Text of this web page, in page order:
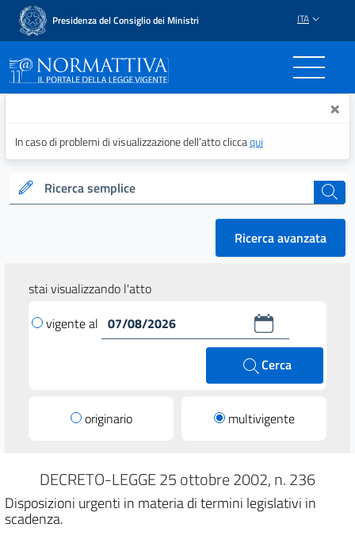
Presidenza del Consiglio dei Ministri ITA
Normattiva - Il portale ×
In caso di problemi di visualizzazione dell’atto cliccaqui
Ricerca semplice cerca
Ricerca avanzata
stai visualizzando l'atto
vigente al
Cerca
originario multivigente
DECRETO-LEGGE 25 ottobre 2002, n. 236
Disposizioni urgenti in materia di termini legislativi in
scadenza.